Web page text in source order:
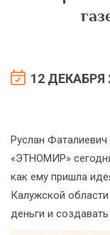
12 ДЕКАБРЯ
Руслан Фаталиевич
«ЭТНОМИР»
как ему пришла
Калужской
деньги и